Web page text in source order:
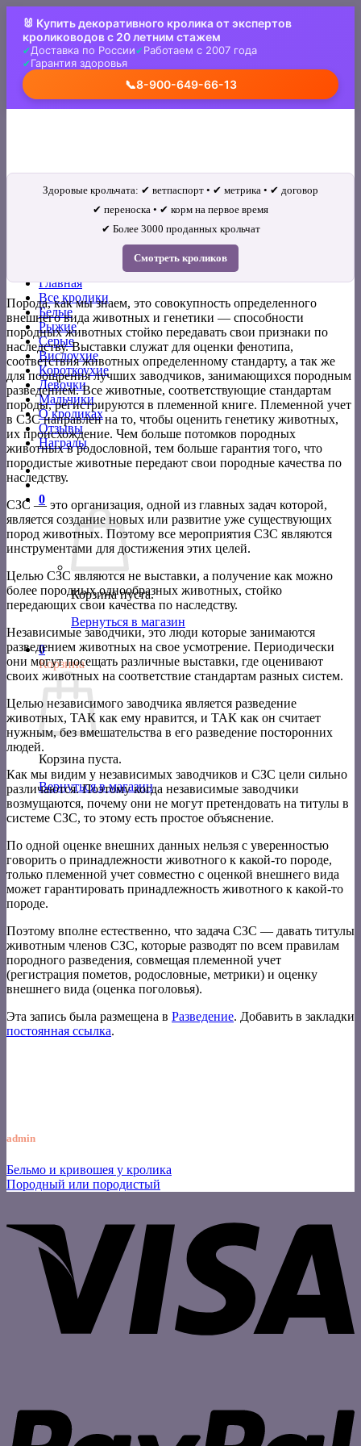
content
🐰 Купить декоративного кролика от экспертов
кролиководов с 20 летним стажем
Доставка по России
Работаем с 2007 года
Гарантия здоровья
📞8-900-649-66-13
Главная
Все кролики
Белые
Рыжие
Серые
Вислоухие
Короткоухие
Девочки
Мальчики
О кроликах
Отзывы
Награды
0
Корзина пуста.
Вернуться в магазин
0
Корзина
Корзина пуста.
Вернуться в магазин
Здоровые крольчата: ✔ ветпаспорт • ✔ метрика • ✔ договор
✔ переноска • ✔ корм на первое время
✔ Более 3000 проданных крольчат
Смотреть кроликов
Порода, как мы знаем, это совокупность определенного
внешнего вида животных и генетики — способности
породных животных стойко передавать свои признаки по
наследству. Выставки служат для оценки фенотипа,
соответствия животных определенному стандарту, а так же
для поощрения лучших заводчиков, занимающихся породным
разведением. Все животные, соответствующие стандартам
породы, регистрируются в племенной книге. Племенной учет
в СЗС направлен на то, чтобы оценить генетику животных,
их происхождение. Чем больше потомков породных
животных в родословной, тем больше гарантия того, что
породистые животные передают свои породные качества по
наследству.
СЗС — это организация, одной из главных задач которой,
является создание новых или развитие уже существующих
пород животных. Поэтому все мероприятия СЗС являются
инструментами для достижения этих целей.
Целью СЗС являются не выставки, а получение как можно
более породных однообразных животных, стойко
передающих свои качества по наследству.
Независимые заводчики, это люди которые занимаются
разведением животных на свое усмотрение. Периодически
они могут посещать различные выставки, где оценивают
своих животных на соответствие стандартам разных систем.
Целью независимого заводчика является разведение
животных, ТАК как ему нравится, и ТАК как он считает
нужным, без вмешательства в его разведение посторонних
людей.
Как мы видим у независимых заводчиков и СЗС цели сильно
различаются. Поэтому когда независимые заводчики
возмущаются, почему они не могут претендовать на титулы в
системе СЗС, то этому есть простое объяснение.
По одной оценке внешних данных нельзя с уверенностью
говорить о принадлежности животного к какой-то породе,
только племенной учет совместно с оценкой внешнего вида
может гарантировать принадлежность животного к какой-то
породе.
Поэтому вполне естественно, что задача СЗС — давать титулы
животным членов СЗС, которые разводят по всем правилам
породного разведения, совмещая племенной учет
(регистрация пометов, родословные, метрики) и оценку
внешнего вида (оценка поголовья).
Эта запись была размещена в Разведение. Добавить в закладки
постоянная ссылка.
admin
Бельмо и кривошея у кролика
Породный или породистый